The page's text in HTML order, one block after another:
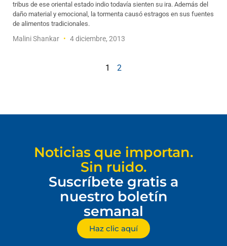
tribus de ese oriental estado indio todavía sienten su ira. Además del
daño material y emocional, la tormenta causó estragos en sus fuentes
de alimentos tradicionales.
Malini Shankar 4 diciembre, 2013
1 2
Noticias que importan.
Sin ruido.
Suscríbete gratis a
nuestro boletín
semanal
Haz clic aquí